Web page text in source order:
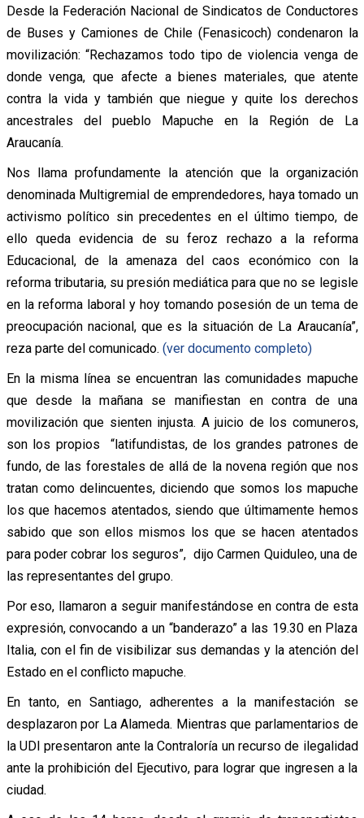
Desde la Federación Nacional de Sindicatos de Conductores
de Buses y Camiones de Chile (Fenasicoch) condenaron la
movilización: “Rechazamos todo tipo de violencia venga de
donde venga, que afecte a bienes materiales, que atente
contra la vida y también que niegue y quite los derechos
ancestrales del pueblo Mapuche en la Región de La
Araucanía.
Nos llama profundamente la atención que la organización
denominada Multigremial de emprendedores, haya tomado un
activismo político sin precedentes en el último tiempo, de
ello queda evidencia de su feroz rechazo a la reforma
Educacional, de la amenaza del caos económico con la
reforma tributaria, su presión mediática para que no se legisle
en la reforma laboral y hoy tomando posesión de un tema de
preocupación nacional, que es la situación de La Araucanía”,
reza parte del comunicado. (ver documento completo)
En la misma línea se encuentran las comunidades mapuche
que desde la mañana se manifiestan en contra de una
movilización que sienten injusta. A juicio de los comuneros,
son los propios “latifundistas, de los grandes patrones de
fundo, de las forestales de allá de la novena región que nos
tratan como delincuentes, diciendo que somos los mapuche
los que hacemos atentados, siendo que últimamente hemos
sabido que son ellos mismos los que se hacen atentados
para poder cobrar los seguros”, dijo Carmen Quiduleo, una de
las representantes del grupo.
Por eso, llamaron a seguir manifestándose en contra de esta
expresión, convocando a un “banderazo” a las 19.30 en Plaza
Italia, con el fin de visibilizar sus demandas y la atención del
Estado en el conflicto mapuche.
En tanto, en Santiago, adherentes a la manifestación se
desplazaron por La Alameda. Mientras que parlamentarios de
la UDI presentaron ante la Contraloría un recurso de ilegalidad
ante la prohibición del Ejecutivo, para lograr que ingresen a la
ciudad.